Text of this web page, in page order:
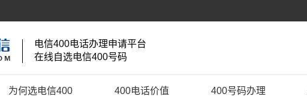
电信400电话办理申请平台
在线自选电信400号码
为何选电信400 400电话价值 400号码办理